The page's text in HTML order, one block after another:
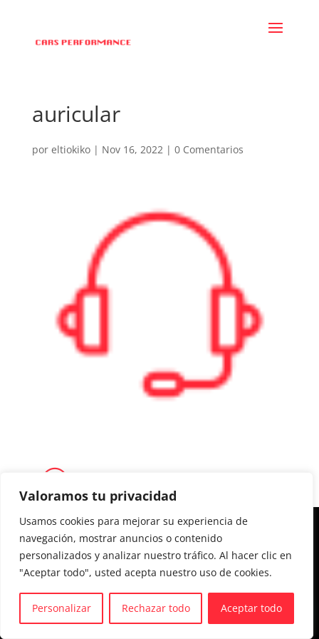
Valoramos tu privacidad
Usamos cookies para mejorar su experiencia de
navegación, mostrar anuncios o contenido
personalizados y analizar nuestro tráfico. Al hacer clic en
"Aceptar todo", usted acepta nuestro uso de cookies.
Personalizar Rechazar todo Aceptar todo
auricular
por eltiokiko| Nov 16, 2022| 0 Comentarios
Aviso legal y Política de privacidad
Política de cookies